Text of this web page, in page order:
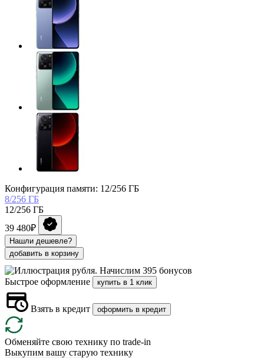
Конфигурация памяти: 12/256 ГБ
8/256 ГБ
12/256 ГБ
39 480₽
Нашли дешевле?
добавить в корзину
Начислим 395 бонусов
Быстрое оформление
купить в 1 клик
Взять в кредит оформить в кредит
Обменяйте свою технику по trade-in
Выкупим вашу старую технику